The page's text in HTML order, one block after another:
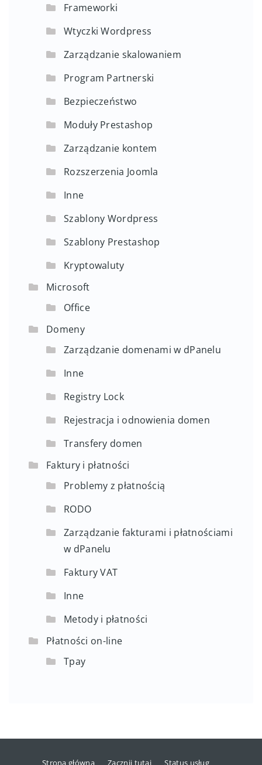
Frameworki
Wtyczki Wordpress
Zarządzanie skalowaniem
Program Partnerski
Bezpieczeństwo
Moduły Prestashop
Zarządzanie kontem
Rozszerzenia Joomla
Inne
Szablony Wordpress
Szablony Prestashop
Kryptowaluty
Microsoft
Office
Domeny
Zarządzanie domenami w dPanelu
Inne
Registry Lock
Rejestracja i odnowienia domen
Transfery domen
Faktury i płatności
Problemy z płatnością
RODO
Zarządzanie fakturami i płatnościami
w dPanelu
Faktury VAT
Inne
Metody i płatności
Płatności on-line
Tpay
Strona główna Zacznij tutaj Status usług